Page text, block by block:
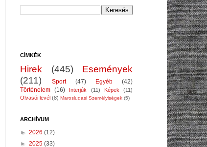
CÍMKÉK
Hirek (445)
Események
(211)
Sport (47) Egyéb
(42)
Történelem (16) Interjúk (11) Képek
(11)
Olvasói levél (8) Marosludasi Személyiségek (5)
ARCHÍVUM
► 2026 (12)
► 2025 (33)